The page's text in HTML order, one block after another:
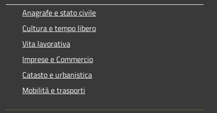
Anagrafe e stato civile
Cultura e tempo libero
Vita lavorativa
Imprese e Commercio
Catasto e urbanistica
Mobilità e trasporti